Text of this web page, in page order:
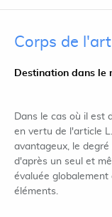
Corps de
Destination dans le
Dans le cas où il est
en vertu de l'article
avantageux, le
d'après un seul et
évaluée globalement
éléments.